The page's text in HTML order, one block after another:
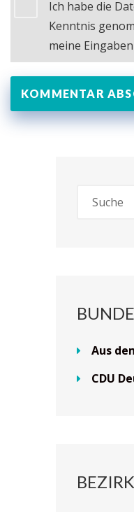
Ich habe die
Kenntnis
meine
Aus
CDU